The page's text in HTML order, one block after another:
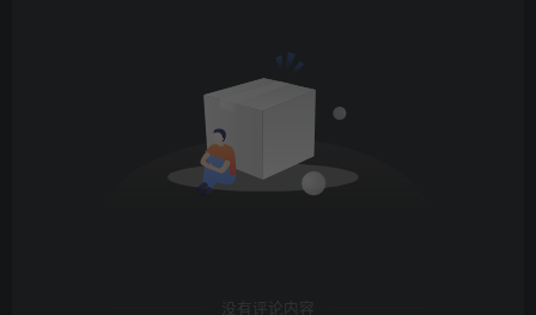
没有评论内容